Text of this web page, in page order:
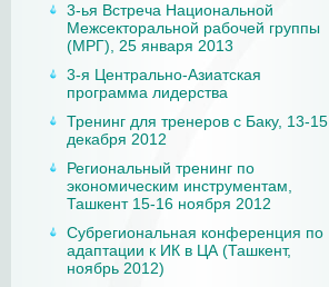
3-ья Встреча Национальной
Межсекторальной рабочей группы
(МРГ), 25 января 2013
3-я Центрально-Азиатская
программа лидерства
Тренинг для тренеров с Баку, 13-15
декабря 2012
Региональный тренинг по
экономическим инструментам,
Ташкент 15-16 ноября 2012
Субрегиональная конференция по
адаптации к ИК в ЦА (Ташкент,
ноябрь 2012)